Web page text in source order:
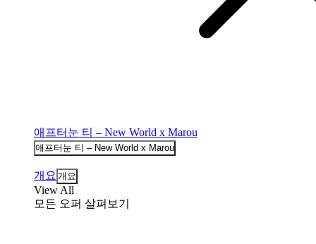
애프터눈 티 – New World x Marou
애프터눈 티 – New World x Marou
개요 개요
View All
모든 오퍼 살펴보기